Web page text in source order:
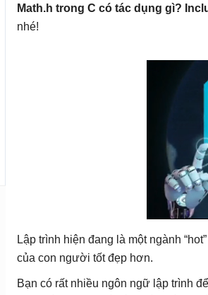
Math.h trong C có tác dụng gì?
nhé!
Lập trình hiện đang là một ngành
của con người tốt đẹp hơn.
Bạn có rất nhiều ngôn ngữ lập trình